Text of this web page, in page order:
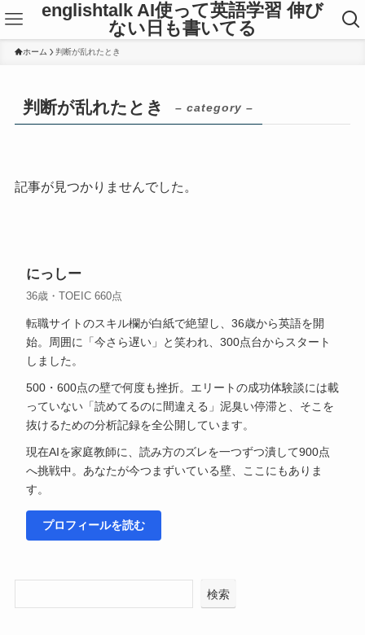
englishtalk AI使って英語学習 伸び
ない日も書いてる
ホーム 判断が乱れたとき
判断が乱れたとき – category –
記事が見つかりませんでした。
にっしー
36歳・TOEIC 660点
転職サイトのスキル欄が白紙で絶望し、36歳から英語を開
始。周囲に「今さら遅い」と笑われ、300点台からスタート
しました。
500・600点の壁で何度も挫折。エリートの成功体験談には載
っていない「読めてるのに間違える」泥臭い停滞と、そこを
抜けるための分析記録を全公開しています。
現在AIを家庭教師に、読み方のズレを一つずつ潰して900点
へ挑戦中。あなたが今つまずいている壁、ここにもありま
す。
プロフィールを読む
検索